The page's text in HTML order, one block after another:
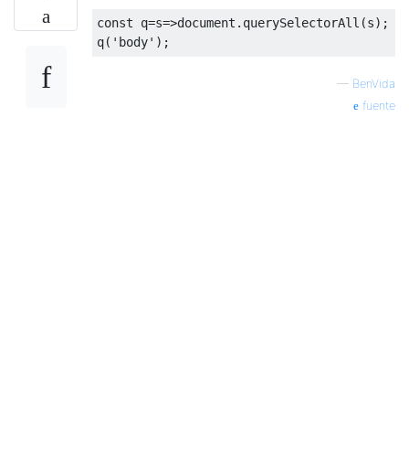
const q=s=>document .querySelectorAll(s);
q( 'body'
— BenVida
fuente